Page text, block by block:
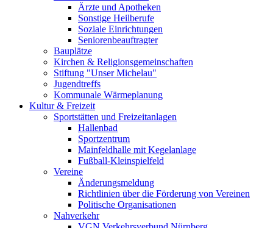
Ärzte und Apotheken
Sonstige Heilberufe
Soziale Einrichtungen
Seniorenbeauftragter
Bauplätze
Kirchen & Religionsgemeinschaften
Stiftung "Unser Michelau"
Jugendtreffs
Kommunale Wärmeplanung
Kultur & Freizeit
Sportstätten und Freizeitanlagen
Hallenbad
Sportzentrum
Mainfeldhalle mit Kegelanlage
Fußball-Kleinspielfeld
Vereine
Änderungsmeldung
Richtlinien über die Förderung von Vereinen
Politische Organisationen
Nahverkehr